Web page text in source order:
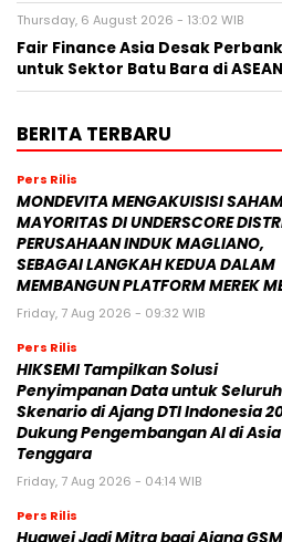
Thursday, 6 August 2026 - 13:02 WIB
Fair Finance Asia Desak
untuk Sektor Batu Bara di ASEAN
BERITA TERBARU
Pers Rilis
MONDEVITA MENGAKUISISI
MAYORITAS DI UNDERSCORE
PERUSAHAAN INDUK MAGLIANO,
SEBAGAI LANGKAH KEDUA DALAM
MEMBANGUN PLATFORM MEREK
Friday, 7 Aug 2026 - 09:32 WIB
Pers Rilis
HIKSEMI Tampilkan Solusi
Penyimpanan Data untuk Seluruh
Skenario di Ajang DTI Indonesia
Dukung Pengembangan AI di Asia
Tenggara
Friday, 7 Aug 2026 - 04:14 WIB
Pers Rilis